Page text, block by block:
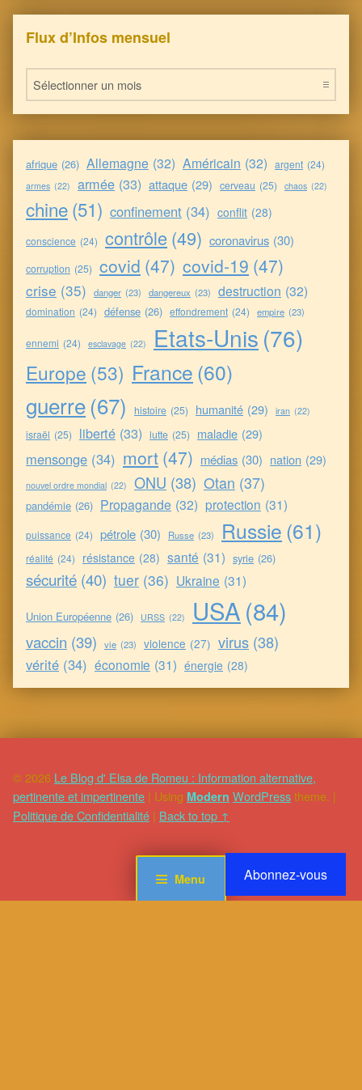
Menu
Flux d’Infos mensuel
Flux d’Infos mensuel
afrique (26) Allemagne (32) Américain (32) argent (24)
armes (22) armée (33) attaque (29) cerveau (25) chaos (22)
chine(51) confinement (34) conflit (28)
conscience (24) contrôle (49) coronavirus (30)
corruption (25) covid (47) covid-19 (47)
crise (35) danger (23) dangereux (23) destruction (32)
domination (24) défense (26) effondrement (24) empire (23)
ennemi (24) esclavage (22) Etats-Unis (76)
Europe (53) France (60)
guerre(67) histoire (25) humanité (29) iran (22)
israël (25) liberté (33) lutte (25) maladie (29)
mensonge (34) mort (47) médias (30) nation (29)
nouvel ordre mondial (22) ONU (38) Otan (37)
pandémie (26) Propagande (32) protection (31)
puissance (24) pétrole (30) Russe (23) Russie (61)
réalité (24) résistance (28) santé (31) syrie (26)
sécurité (40) tuer (36) Ukraine (31)
Union Européenne (26) URSS (22) USA(84)
vaccin (39) vie (23) violence (27) virus (38)
vérité (34) économie (31) énergie (28)
© 2026 Le Blog d' Elsa de Romeu : Information alternative,
pertinente et impertinente | Using Modern WordPresstheme. |
Politique de Confidentialité | Back to top ↑
Abonnez-vous